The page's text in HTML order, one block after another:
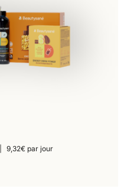
9,32€ par jour